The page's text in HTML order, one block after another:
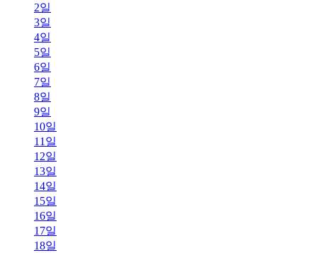
2일
3일
4일
5일
6일
7일
8일
9일
10일
11일
12일
13일
14일
15일
16일
17일
18일